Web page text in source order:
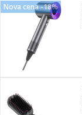
za kosu
Nova cena -18%